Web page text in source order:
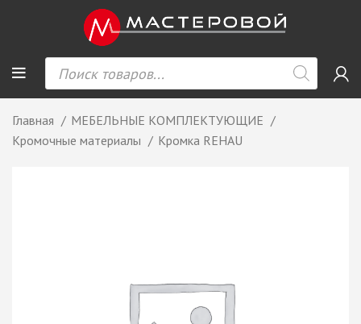
Главная
МЕБЕЛЬНЫЕ КОМПЛЕКТУЮЩИЕ
Кромочные материалы
Кромка REHAU